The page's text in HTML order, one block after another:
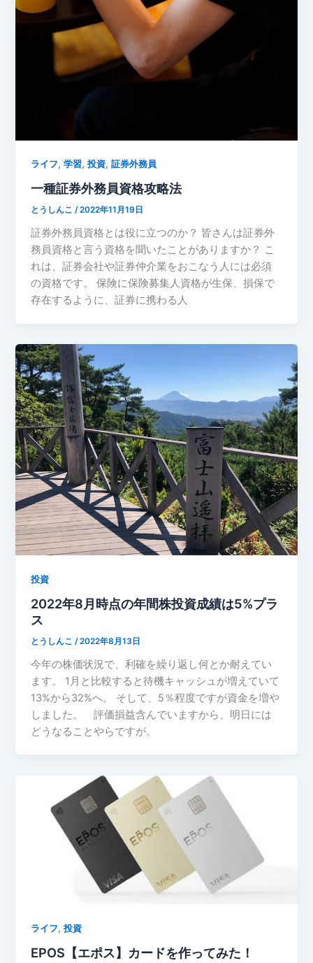
ライフ,学習,投資,証券外務員
一種証券外務員資格攻略法
とうしんこ/2022年11月19日
証券外務員資格とは役に立つのか？ 皆さんは証券外
務員資格と言う資格を聞いたことがありますか？ こ
れは、証券会社や証券仲介業をおこなう人には必須
の資格です。 保険に保険募集人資格が生保、損保で
存在するように、証券に携わる人
投資
2022年8月時点の年間株投資成績は5%プラ
ス
とうしんこ /2022年8月13日
今年の株価状況で、利確を繰り返し何とか耐えてい
ます。 1月と比較すると待機キャッシュが増えていて
13%から32%へ。 そして、5％程度ですが資金を増や
しました。 評価損益含んでいますから、明日には
どうなることやらですが。
ライフ,投資
EPOS【エポス】カードを作ってみた！